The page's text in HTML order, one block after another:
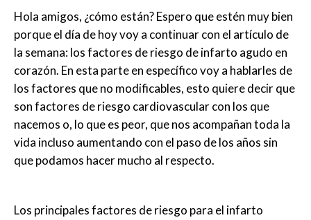
Hola amigos, ¿cómo están? Espero que estén muy bien
porque el día de hoy voy a continuar con el artículo de
la semana: los factores de riesgo de infarto agudo en
corazón. En esta parte en específico voy a hablarles de
los factores que no modificables, esto quiere decir que
son factores de riesgo cardiovascular con los que
nacemos o, lo que es peor, que nos acompañan toda la
vida incluso aumentando con el paso de los años sin
que podamos hacer mucho al respecto.
Los principales factores de riesgo para el infarto